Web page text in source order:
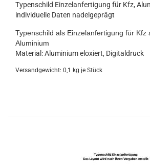
Typenschild Einzelanfertigung für Kfz,
individuelle Daten nadelgeprägt
Typenschild als Einzelanfertigung für Kfz
Aluminium
Material: Aluminium eloxiert, Digitaldruck
Versandgewicht: 0,1 kg je Stück